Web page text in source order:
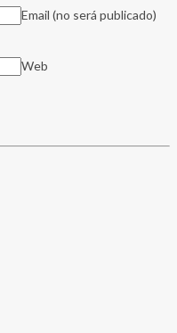
Email (no será publicado)
Web